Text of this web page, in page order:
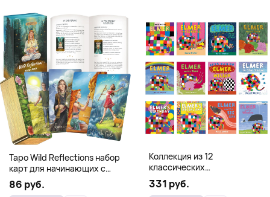
Таро Wild Reflections набор
карт для начинающих с
книгой (78 карт, золочёные
края)
86 руб.
Коллекция из 12
классических
иллюстрированных книг об
Элмере от Дэвида Макки
331 руб.